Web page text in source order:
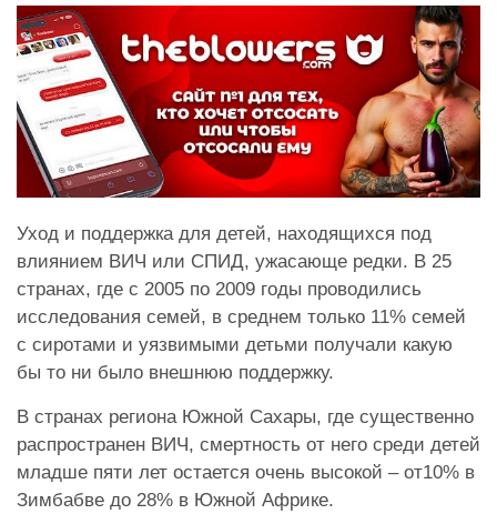
Уход и поддержка для детей, находящихся под
влиянием ВИЧ или СПИД, ужасающе редки. В 25
странах, где с 2005 по 2009 годы проводились
исследования семей, в среднем только 11% семей
с сиротами и уязвимыми детьми получали какую
бы то ни было внешнюю поддержку.
В странах региона Южной Сахары, где существенно
распространен ВИЧ, смертность от него среди детей
младше пяти лет остается очень высокой – от10% в
Зимбабве до 28% в Южной Африке.